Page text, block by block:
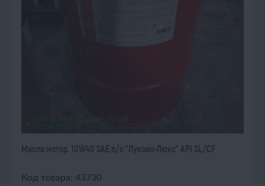
Масло мотор. 10W40 SAE п/с "Лукойл-Люкс" API SL/CF
Код товара: 43730